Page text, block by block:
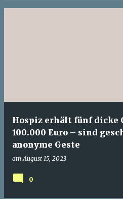
Hospiz erhält fünf dicke
100.000 Euro – sind
anonyme Geste
amAugust 15, 2023
0